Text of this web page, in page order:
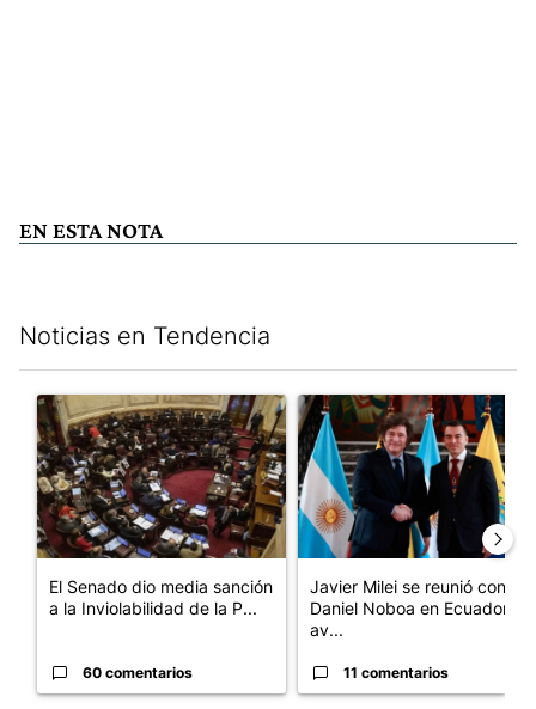
EN ESTA NOTA
Noticias en Tendencia
Un artículo de tendencia con el título "El Senado dio media
El Senado dio media sanción
a la Inviolabilidad de la P...
60 comentarios
Un artículo de tendencia con
Javier Milei se reunió con
Daniel Noboa en Ecuador y
av...
11 comentarios